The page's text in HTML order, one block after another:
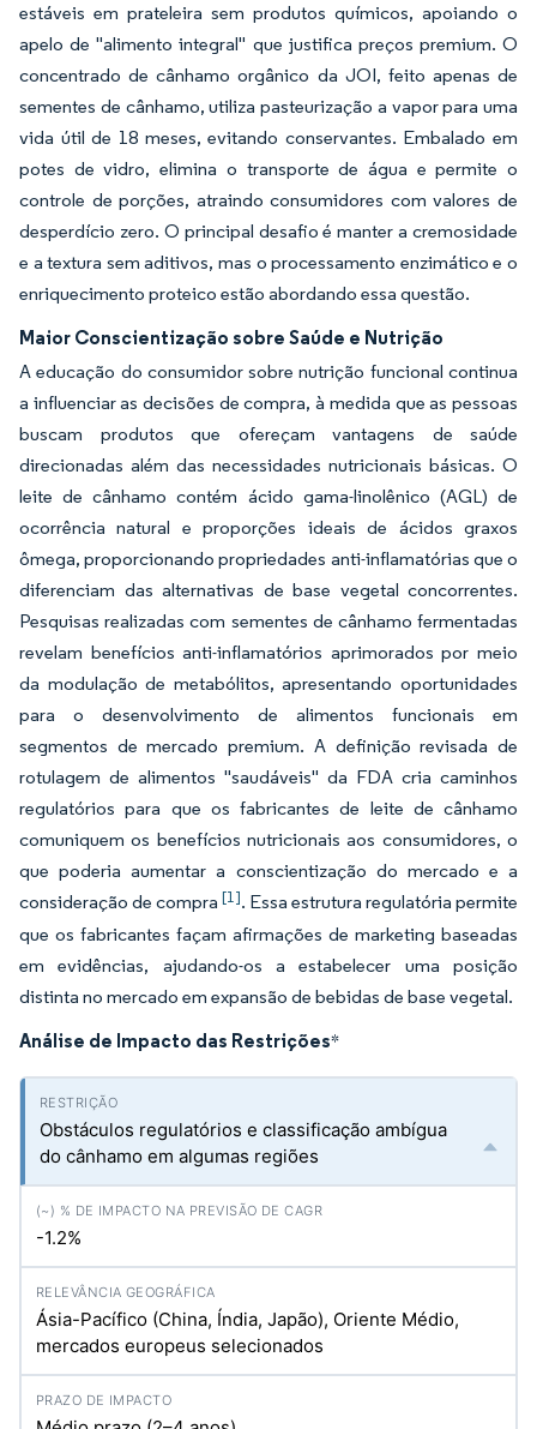
estáveis em prateleira sem produtos químicos, apoiando o
apelo de "alimento integral" que justifica preços premium. O
concentrado de cânhamo orgânico da JOI, feito apenas de
sementes de cânhamo, utiliza pasteurização a vapor para uma
vida útil de 18 meses, evitando conservantes. Embalado em
potes de vidro, elimina o transporte de água e permite o
controle de porções, atraindo consumidores com valores de
desperdício zero. O principal desafio é manter a cremosidade
e a textura sem aditivos, mas o processamento enzimático e o
enriquecimento proteico estão abordando essa questão.
Maior Conscientização sobre Saúde e Nutrição
A educação do consumidor sobre nutrição funcional continua
a influenciar as decisões de compra, à medida que as pessoas
buscam produtos que ofereçam vantagens de saúde
direcionadas além das necessidades nutricionais básicas. O
leite de cânhamo contém ácido gama-linolênico (AGL) de
ocorrência natural e proporções ideais de ácidos graxos
ômega, proporcionando propriedades anti-inflamatórias que o
diferenciam das alternativas de base vegetal concorrentes.
Pesquisas realizadas com sementes de cânhamo fermentadas
revelam benefícios anti-inflamatórios aprimorados por meio
da modulação de metabólitos, apresentando oportunidades
para o desenvolvimento de alimentos funcionais em
segmentos de mercado premium. A definição revisada de
rotulagem de alimentos "saudáveis" da FDA cria caminhos
regulatórios para que os fabricantes de leite de cânhamo
comuniquem os benefícios nutricionais aos consumidores, o
que poderia aumentar a conscientização do mercado e a
consideração de compra [1]. Essa estrutura regulatória permite
que os fabricantes façam afirmações de marketing baseadas
em evidências, ajudando-os a estabelecer uma posição
distinta no mercado em expansão de bebidas de base vegetal.
Análise de Impacto das Restrições*
Obstáculos regulatórios e classificação ambígua
do cânhamo em algumas regiões
-1.2%
Ásia-Pacífico (China, Índia, Japão), Oriente Médio,
mercados europeus selecionados